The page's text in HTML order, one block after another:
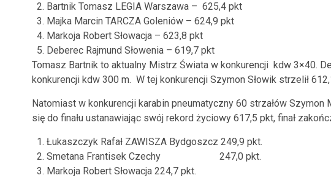
Bartnik Tomasz LEGIA Warszawa – 625,4 pkt
Majka Marcin TARCZA Goleniów – 624,9 pkt
Markoja Robert Słowacja – 623,8 pkt
Deberec Rajmund Słowenia – 619,7 pkt
Tomasz Bartnik to aktualny Mistrz Świata w konkurencji kdw 3×40.
konkurencji kdw 300 m. W tej konkurencji Szymon Słowik strzelił
Natomiast w konkurencji karabin pneumatyczny 60 strzałów
się do finału ustanawiając swój rekord życiowy 617,5 pkt, finał
Łukaszczyk Rafał ZAWISZA Bydgoszcz 249,9 pkt.
Smetana Frantisek Czechy 247,0 pkt.
Markoja Robert Słowacja 224,7 pkt.